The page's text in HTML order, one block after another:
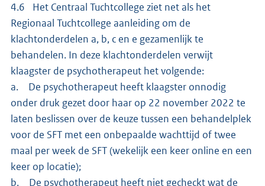
4.6 Het Centraal Tuchtcollege ziet net als het
Regionaal Tuchtcollege aanleiding om de
klachtonderdelen a, b, c en e gezamenlijk te
behandelen. In deze klachtonderdelen verwijt
klaagster de psychotherapeut het volgende:
a. De psychotherapeut heeft klaagster onnodig
onder druk gezet door haar op 22 november 2022 te
laten beslissen over de keuze tussen een behandelplek
voor de SFT met een onbepaalde wachttijd of twee
maal per week de SFT (wekelijk een keer online en een
keer op locatie);
b. De psychotherapeut heeft niet gecheckt wat de